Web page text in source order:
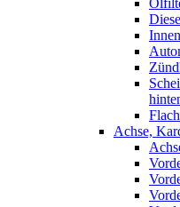
Achse,